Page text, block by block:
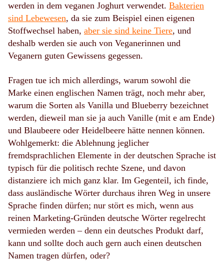
werden in dem veganen Joghurt verwendet. Bakterien
sind Lebewesen, da sie zum Beispiel einen eigenen
Stoffwechsel haben, aber sie sind keine Tiere, und
deshalb werden sie auch von Veganerinnen und
Veganern guten Gewissens gegessen.
Fragen tue ich mich allerdings, warum sowohl die
Marke einen englischen Namen trägt, noch mehr aber,
warum die Sorten als Vanilla und Blueberry bezeichnet
werden, dieweil man sie ja auch Vanille (mit e am Ende)
und Blaubeere oder Heidelbeere hätte nennen können.
Wohlgemerkt: die Ablehnung jeglicher
fremdsprachlichen Elemente in der deutschen Sprache ist
typisch für die politisch rechte Szene, und davon
distanziere ich mich ganz klar. Im Gegenteil, ich finde,
dass ausländische Wörter durchaus ihren Weg in unsere
Sprache finden dürfen; nur stört es mich, wenn aus
reinen Marketing-Gründen deutsche Wörter regelrecht
vermieden werden – denn ein deutsches Produkt darf,
kann und sollte doch auch gern auch einen deutschen
Namen tragen dürfen, oder?